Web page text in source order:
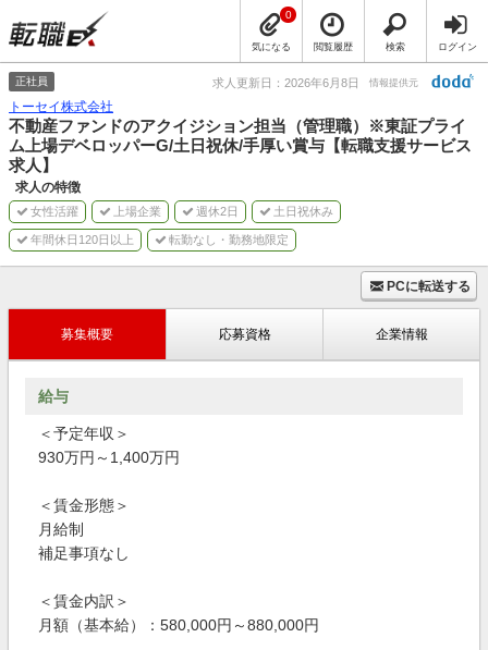
気になる
0
閲覧履歴 検索 ログイン
正社員 求人更新日：2026年6月8日 情報提供元
トーセイ株式会社
不動産ファンドのアクイジション担当（管理職）※東証プライ
ム上場デベロッパーG/土日祝休/手厚い賞与【転職支援サービス
求人】
求人の特徴
女性活躍 上場企業 週休2日 土日祝休み
年間休日120日以上 転勤なし・勤務地限定
PCに転送する
募集概要 応募資格 企業情報
給与
＜予定年収＞
930万円～1,400万円
＜賃金形態＞
月給制
補足事項なし
＜賃金内訳＞
月額（基本給）：580,000円～880,000円